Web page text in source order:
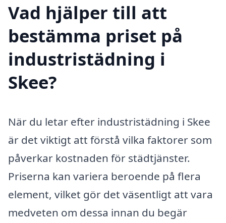
Vad hjälper till att
bestämma priset på
industristädning i
Skee?
När du letar efter industristädning i Skee
är det viktigt att förstå vilka faktorer som
påverkar kostnaden för städtjänster.
Priserna kan variera beroende på flera
element, vilket gör det väsentligt att vara
medveten om dessa innan du begär